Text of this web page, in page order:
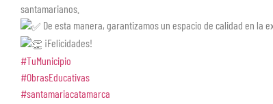
santamarianos.
De esta manera, garantizamos un espacio de calidad en la
¡Felicidades!
#TuMunicipio
#ObrasEducativas
#santamariacatamarca